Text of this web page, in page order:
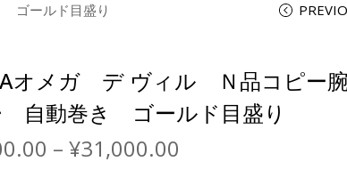
ールド目盛り
オメガ デ ヴィル Ｎ品コピー
自動巻き ゴールド目盛り
– ¥31,000.00